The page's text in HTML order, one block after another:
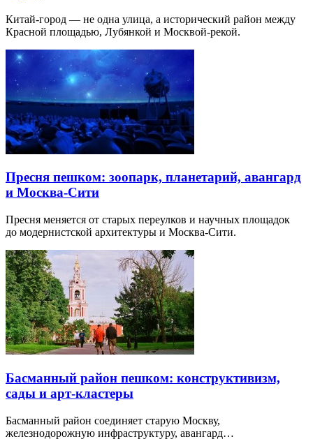
Китай-город — не одна улица, а исторический район между
Красной площадью, Лубянкой и Москвой-рекой.
Пресня пешком: зоопарк, планетарий, авангард
и Москва-Сити
Пресня меняется от старых переулков и научных площадок
до модернистской архитектуры и Москва-Сити.
Басманный район пешком: конструктивизм,
сады и арт-кластеры
Басманный район соединяет старую Москву,
железнодорожную инфраструктуру, авангард…